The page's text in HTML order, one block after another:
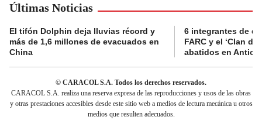
Últimas Noticias
El tifón Dolphin deja lluvias récord y
más de 1,6 millones de evacuados en
China
6 integrantes de
FARC y el ‘Clan
abatidos en
© CARACOL S.A. Todos los derechos reservados.
CARACOL S.A. realiza una reserva expresa de las reproducciones y usos de las obras
y otras prestaciones accesibles desde este sitio web a medios de lectura mecánica u otros
medios que resulten adecuados.